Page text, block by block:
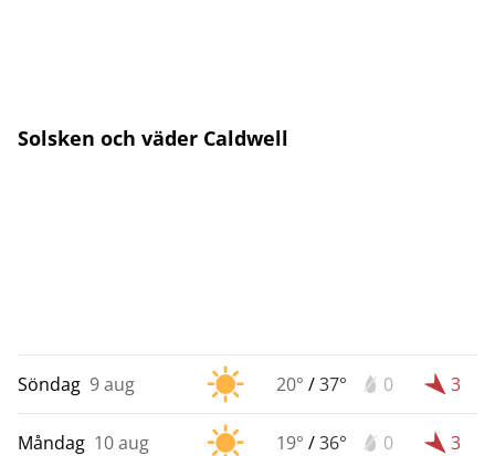
Solsken och väder Caldwell
Söndag 9 aug 20° /37° 0 3
Måndag 10 aug 19° /36° 0 3